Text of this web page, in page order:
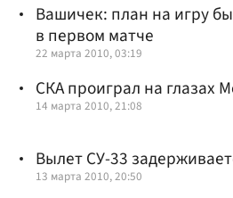
Вашичек: план на игру
в первом матче
22 марта 2010, 03:19
СКА проиграл на глазах
14 марта 2010, 21:08
Вылет СУ-33
13 марта 2010, 20:50